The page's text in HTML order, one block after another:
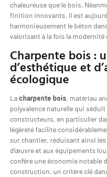
chaleureuse que le bois.
finition innovants, il est
harmonieusement le béton
valorisant à la fois la modernité
Charpente bois :
d’esthétique et
écologique
Lacharpente bois, matériau
polyvalence naturelle qui séduit
constructeurs, en particulier
légèreté facilite
sur chantier, réduisant ainsi
d’œuvre et aux équipements
confère une économie notable
construction, un critère clé